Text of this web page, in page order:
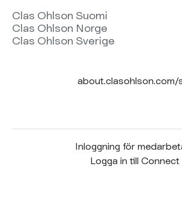
Clas Ohlson Suomi
Clas Ohlson Norge
Clas Ohlson Sverige
about.clasohlson.com/
Inloggning för
Logga in till Connect